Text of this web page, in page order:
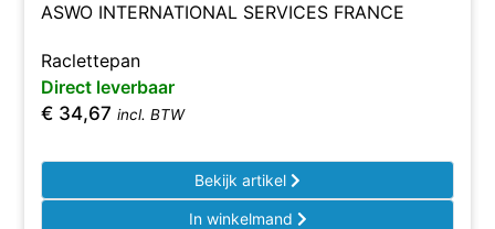
ASWO INTERNATIONAL SERVICES FRANCE
Raclettepan
Direct leverbaar
€ 34,67 incl. BTW
Bekijk artikel
In winkelmand